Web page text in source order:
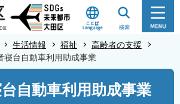
生活情報 福祉
高齢者の支援
寝台自動車利用助成事業
自動車利用助成事業